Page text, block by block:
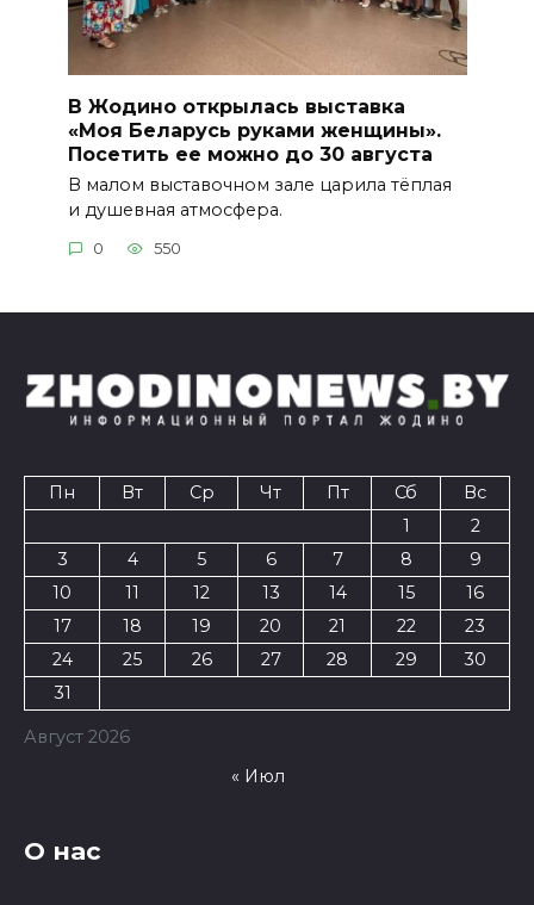
В Жодино открылась выставка
«Моя Беларусь руками женщины».
Посетить ее можно до 30 августа
В малом выставочном зале царила тёплая
и душевная атмосфера.
0 550
Август 2026
Пн Вт Ср Чт Пт Сб
Вс
1
2
3
4 5 6 7 8
9
10
11 12 13 14 15
16
17
18 19 20 21 22
23
24
25 26 27 28 29
30
31
« Июл
О нас